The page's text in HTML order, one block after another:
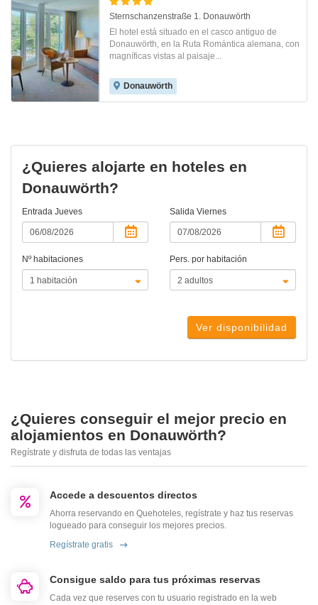
Sternschanzenstraße 1. Donauwörth
El hotel está situado en el casco antiguo de
Donauwörth, en la Ruta Romántica alemana, con
magníficas vistas al paisaje...
Donauwörth
¿Quieres alojarte en hoteles en
Donauwörth?
Entrada Jueves Salida Viernes
Nº habitaciones Pers. por habitación
Ver disponibilidad
¿Quieres conseguir el mejor precio en
alojamientos en Donauwörth?
Regístrate y disfruta de todas las ventajas
Accede a descuentos directos
Ahorra reservando en Quehoteles, regístrate y haz tus reservas
logueado para conseguir los mejores precios.
Regístrate gratis
Consigue saldo para tus próximas reservas
Cada vez que reserves con tu usuario registrado en la web